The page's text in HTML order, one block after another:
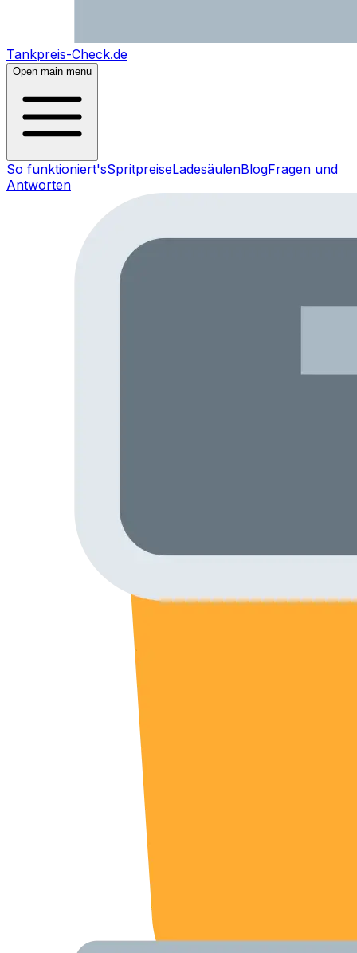
Tankpreis-Check.de
Open main menu
So funktioniert'sSpritpreiseLadesäulenBlogFragen und
Antworten